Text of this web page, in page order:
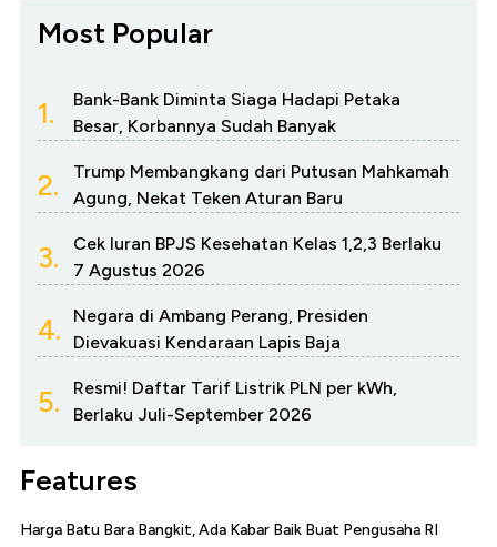
Most Popular
1.
Bank-Bank Diminta Siaga Hadapi Petaka
Besar, Korbannya Sudah Banyak
2.
Trump Membangkang dari Putusan Mahkamah
Agung, Nekat Teken Aturan Baru
3.
Cek Iuran BPJS Kesehatan Kelas 1,2,3 Berlaku
7 Agustus 2026
4.
Negara di Ambang Perang, Presiden
Dievakuasi Kendaraan Lapis Baja
5.
Resmi! Daftar Tarif Listrik PLN per kWh,
Berlaku Juli-September 2026
Features
Harga Batu Bara Bangkit, Ada Kabar Baik Buat Pengusaha RI